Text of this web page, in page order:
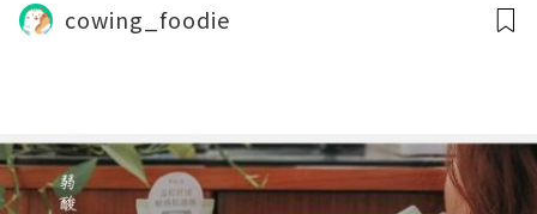
cowing_foodie